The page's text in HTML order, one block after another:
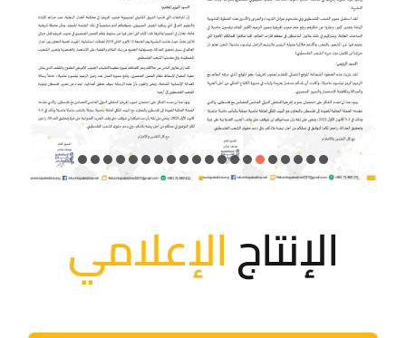
الإنتاجالإعلامي